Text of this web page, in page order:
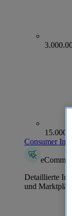
Consumer
Detaillierte
und